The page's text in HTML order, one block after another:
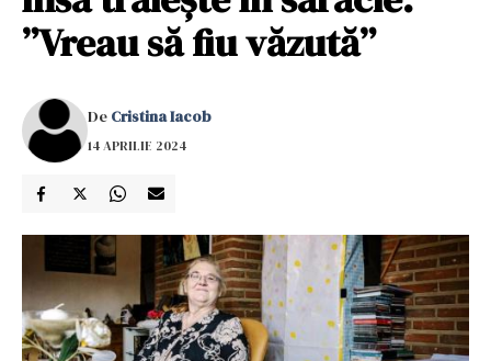
”Vreau să fiu văzută”
De Cristina Iacob
14 APRILIE 2024